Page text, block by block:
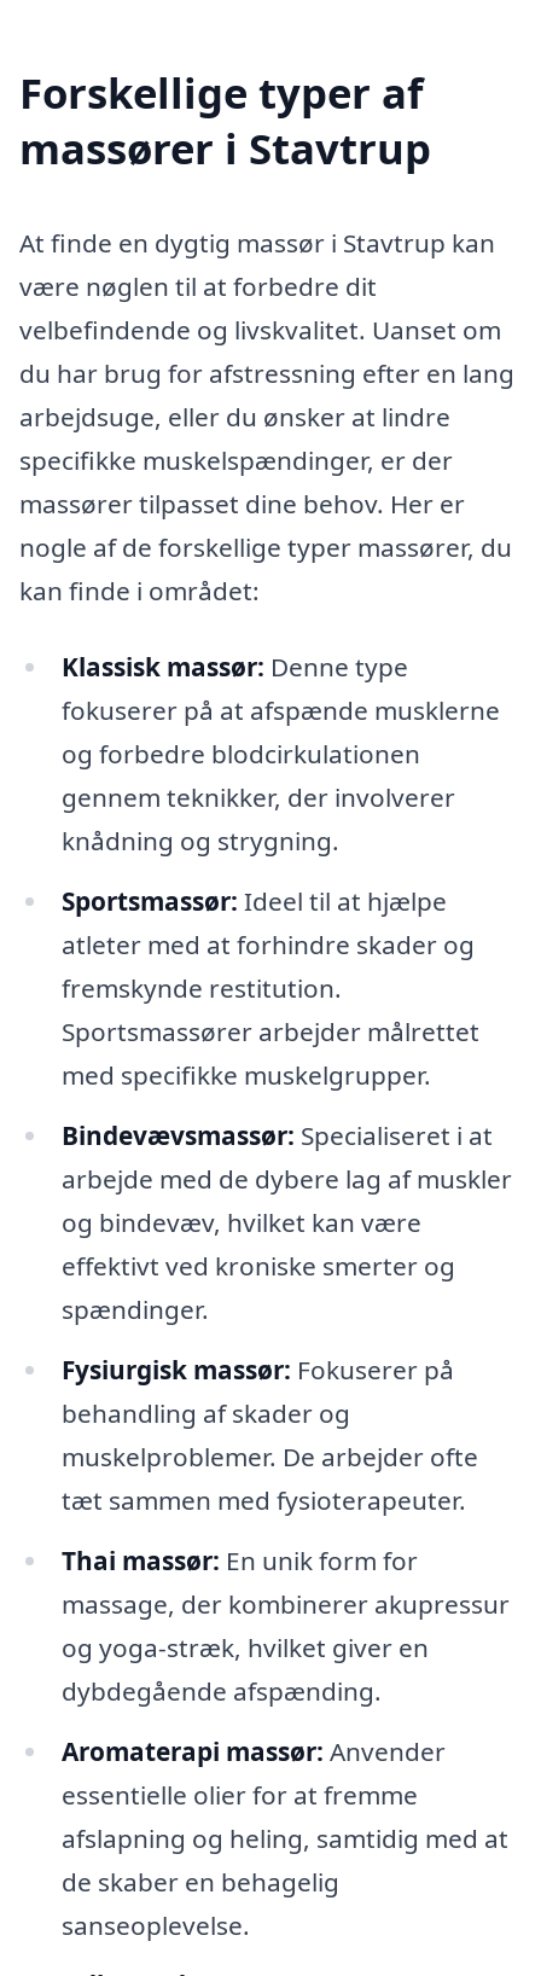
Forskellige typer af
massører i Stavtrup
At finde en dygtig massør i Stavtrup kan
være nøglen til at forbedre dit
velbefindende og livskvalitet. Uanset om
du har brug for afstressning efter en lang
arbejdsuge, eller du ønsker at lindre
specifikke muskelspændinger, er der
massører tilpasset dine behov. Her er
nogle af de forskellige typer massører, du
kan finde i området:
Klassisk massør: Denne type
fokuserer på at afspænde musklerne
og forbedre blodcirkulationen
gennem teknikker, der involverer
knådning og strygning.
Sportsmassør: Ideel til at hjælpe
atleter med at forhindre skader og
fremskynde restitution.
Sportsmassører arbejder målrettet
med specifikke muskelgrupper.
Bindevævsmassør: Specialiseret i at
arbejde med de dybere lag af muskler
og bindevæv, hvilket kan være
effektivt ved kroniske smerter og
spændinger.
Fysiurgisk massør: Fokuserer på
behandling af skader og
muskelproblemer. De arbejder ofte
tæt sammen med fysioterapeuter.
Thai massør: En unik form for
massage, der kombinerer akupressur
og yoga-stræk, hvilket giver en
dybdegående afspænding.
Aromaterapi massør: Anvender
essentielle olier for at fremme
afslapning og heling, samtidig med at
de skaber en behagelig
sanseoplevelse.